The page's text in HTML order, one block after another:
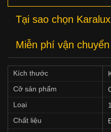
Tại sao chọn Karalux
Miễn phí vận chuyển
Kích thước
Cỡ sản phẩm
Loại
Chất liệu